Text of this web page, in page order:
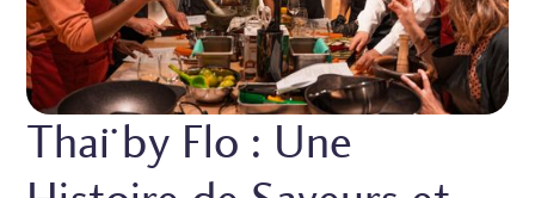
Thaï by Flo : Une